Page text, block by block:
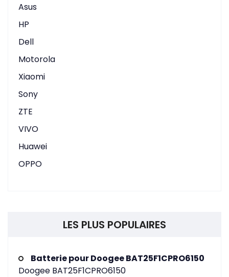
Asus
HP
Dell
Motorola
Xiaomi
Sony
ZTE
VIVO
Huawei
OPPO
LES PLUS POPULAIRES
Batterie pour Doogee BAT25F1CPRO6150
Doogee BAT25F1CPRO6150